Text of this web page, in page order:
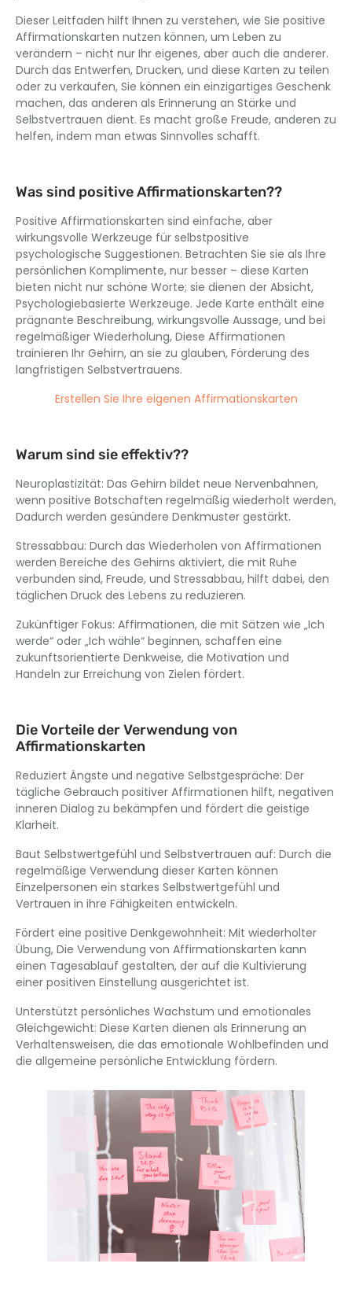
Dieser Leitfaden hilft Ihnen zu verstehen, wie Sie positive
Affirmationskarten nutzen können, um Leben zu
verändern – nicht nur Ihr eigenes, aber auch die anderer.
Durch das Entwerfen, Drucken, und diese Karten zu teilen
oder zu verkaufen, Sie können ein einzigartiges Geschenk
machen, das anderen als Erinnerung an Stärke und
Selbstvertrauen dient. Es macht große Freude, anderen zu
helfen, indem man etwas Sinnvolles schafft.
Was sind positive Affirmationskarten??
Positive Affirmationskarten sind einfache, aber
wirkungsvolle Werkzeuge für selbstpositive
psychologische Suggestionen. Betrachten Sie sie als Ihre
persönlichen Komplimente, nur besser – diese Karten
bieten nicht nur schöne Worte; sie dienen der Absicht,
Psychologiebasierte Werkzeuge. Jede Karte enthält eine
prägnante Beschreibung, wirkungsvolle Aussage, und bei
regelmäßiger Wiederholung, Diese Affirmationen
trainieren Ihr Gehirn, an sie zu glauben, Förderung des
langfristigen Selbstvertrauens.
Erstellen Sie Ihre eigenen Affirmationskarten
Warum sind sie effektiv??
Neuroplastizität: Das Gehirn bildet neue Nervenbahnen,
wenn positive Botschaften regelmäßig wiederholt werden,
Dadurch werden gesündere Denkmuster gestärkt.
Stressabbau: Durch das Wiederholen von Affirmationen
werden Bereiche des Gehirns aktiviert, die mit Ruhe
verbunden sind, Freude, und Stressabbau, hilft dabei, den
täglichen Druck des Lebens zu reduzieren.
Zukünftiger Fokus: Affirmationen, die mit Sätzen wie „Ich
werde“ oder „Ich wähle“ beginnen, schaffen eine
zukunftsorientierte Denkweise, die Motivation und
Handeln zur Erreichung von Zielen fördert.
Die Vorteile der Verwendung von
Affirmationskarten
Reduziert Ängste und negative Selbstgespräche: Der
tägliche Gebrauch positiver Affirmationen hilft, negativen
inneren Dialog zu bekämpfen und fördert die geistige
Klarheit.
Baut Selbstwertgefühl und Selbstvertrauen auf: Durch die
regelmäßige Verwendung dieser Karten können
Einzelpersonen ein starkes Selbstwertgefühl und
Vertrauen in ihre Fähigkeiten entwickeln.
Fördert eine positive Denkgewohnheit: Mit wiederholter
Übung, Die Verwendung von Affirmationskarten kann
einen Tagesablauf gestalten, der auf die Kultivierung
einer positiven Einstellung ausgerichtet ist.
Unterstützt persönliches Wachstum und emotionales
Gleichgewicht: Diese Karten dienen als Erinnerung an
Verhaltensweisen, die das emotionale Wohlbefinden und
die allgemeine persönliche Entwicklung fördern.